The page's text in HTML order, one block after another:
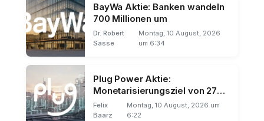
BayWa Aktie: Banken wandeln
700 Millionen um
Dr. Robert
Sasse
Montag, 10 August, 2026
um 6:34
Plug Power Aktie:
Monetarisierungsziel von 275
Millionen Dollar
Felix
Baarz
Montag, 10 August, 2026 um
6:22